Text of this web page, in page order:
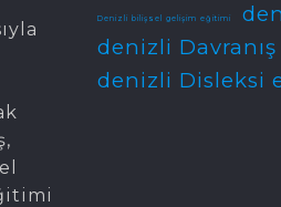
Denizli bilişsel gelişim eğitimi
denizli
denizli Disleksi